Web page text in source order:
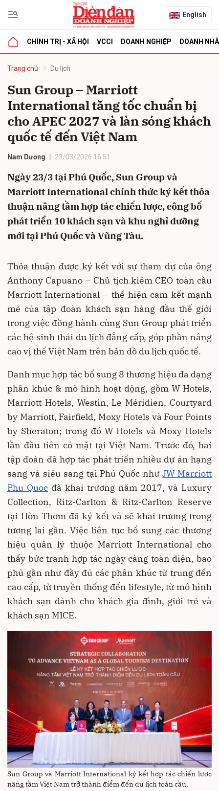
English
CHÍNH TRỊ - XÃ HỘI VCCI DOANH NGHIỆP DOANH
Trang chủ Du lịch
Sun Group – Marriott
International tăng tốc chuẩn bị
cho APEC 2027 và làn sóng khách
quốc tế đến Việt Nam
Nam Dương 23/03/2026 16:51
Ngày 23/3 tại Phú Quốc, Sun Group và
Marriott International chính thức ký kết thỏa
thuận nâng tầm hợp tác chiến lược, công bố
phát triển 10 khách sạn và khu nghỉ dưỡng
mới tại Phú Quốc và Vũng Tàu.
Thỏa thuận được ký kết với sự tham dự của ông
Anthony Capuano – Chủ tịch kiêm CEO toàn cầu
Marriott International – thể hiện cam kết mạnh
mẽ của tập đoàn khách sạn hàng đầu thế giới
trong việc đồng hành cùng Sun Group phát triển
các hệ sinh thái du lịch đẳng cấp, góp phần nâng
cao vị thế Việt Nam trên bản đồ du lịch quốc tế.
Danh mục hợp tác bổ sung 8 thương hiệu đa dạng
phân khúc & mô hình hoạt động, gồm W Hotels,
Marriott Hotels, Westin, Le Méridien, Courtyard
by Marriott, Fairfield, Moxy Hotels và Four Points
by Sheraton; trong đó W Hotels và Moxy Hotels
lần đầu tiên có mặt tại Việt Nam. Trước đó, hai
tập đoàn đã hợp tác phát triển nhiều dự án hạng
sang và siêu sang tại Phú Quốc nhưJW Marriott
Phu Quoc đã khai trương năm 2017, và Luxury
Collection, Ritz-Carlton & Ritz-Carlton Reserve
tại Hòn Thơm đã ký kết và sẽ khai trương trong
tương lai gần. Việc liên tục bổ sung các thương
hiệu quản lý thuộc Marriott International cho
thấy bức tranh hợp tác ngày càng toàn diện, bao
phủ gần như đầy đủ các phân khúc từ trung đến
cao cấp, từ truyền thống đến lifestyle, từ mô hình
khách sạn dành cho khách gia đình, giới trẻ và
khách sạn MICE.
Sun Group và Marriott International ký kết hợp tác chiến lược
nâng tầm Việt Nam trở thành điểm đến du lịch toàn cầu.
luận